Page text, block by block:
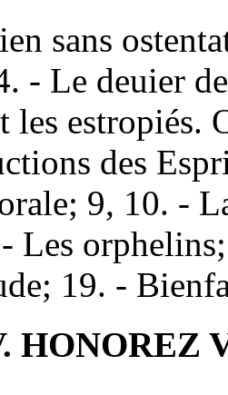
sans
- Le deuier
les estropiés.
des
9, 10. -
Les
19. -
HONOREZ